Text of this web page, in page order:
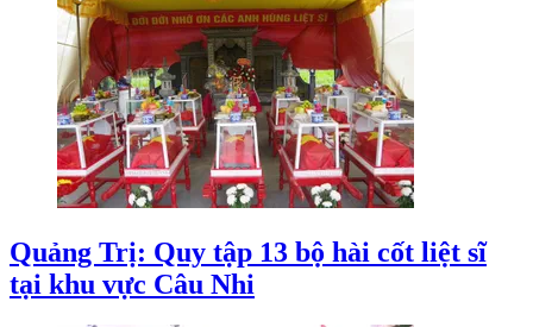
Quảng Trị: Quy tập 13 bộ hài cốt liệt sĩ
tại khu vực Câu Nhi